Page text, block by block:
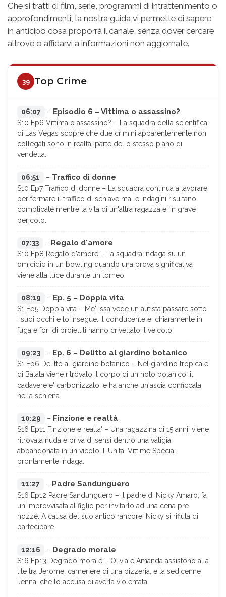
Che si tratti di film, serie, programmi di intrattenimento o
approfondimenti, la nostra guida vi permette di sapere
in anticipo cosa proporrà il canale, senza dover cercare
altrove o affidarvi a informazioni non aggiornate.
39 Top Crime
06:07 – Episodio 6 – Vittima o assassino?
S10 Ep6 Vittima o assassino? – La squadra della scientifica
di Las Vegas scopre che due crimini apparentemente non
collegati sono in realta' parte dello stesso piano di
vendetta.
06:51 – Traffico di donne
S10 Ep7 Traffico di donne – La squadra continua a lavorare
per fermare il traffico di schiave ma le indagini risultano
complicate mentre la vita di un'altra ragazza e' in grave
pericolo.
07:33 – Regalo d'amore
S10 Ep8 Regalo d'amore – La squadra indaga su un
omicidio in un bowling quando una prova significativa
viene alla luce durante un torneo.
08:19 – Ep. 5 – Doppia vita
S1 Ep5 Doppia vita – Me'lissa vede un autista passare sotto
i suoi occhi e lo insegue. Il conducente e' chiaramente in
fuga e fori di proiettili hanno crivellato il veicolo.
09:23 – Ep. 6 – Delitto al giardino botanico
S1 Ep6 Delitto al giardino botanico – Nel giardino tropicale
di Balata viene ritrovato il corpo di un noto botanico: il
cadavere e' carbonizzato, e ha anche un'ascia conficcata
nella schiena.
10:29 – Finzione e realtà
S16 Ep11 Finzione e realta' – Una ragazzina di 15 anni, viene
ritrovata nuda e priva di sensi dentro una valigia
abbandonata in un vicolo. L'Unita' Vittime Speciali
prontamente indaga.
11:27 – Padre Sandunguero
S16 Ep12 Padre Sandunguero – Il padre di Nicky Amaro, fa
un improvvisata al figlio per invitarlo ad una cena pre
nozze. A causa del suo antico rancore, Nicky si rifiuta di
partecipare.
12:16 – Degrado morale
S16 Ep13 Degrado morale – Olivia e Amanda assistono alla
lite tra Jerome, cameriere di una pizzeria, e la sedicenne
Jenna, che lo accusa di averla violentata.